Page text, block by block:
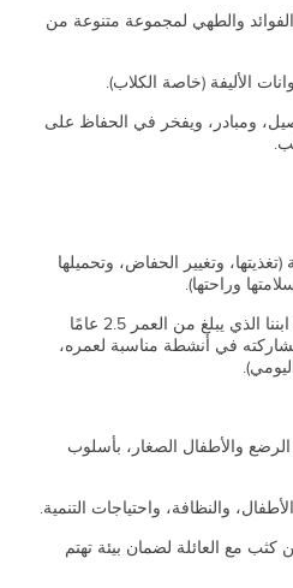
والطهي لمجموعة متنوعة من
الأليفة (خاصة الكلاب).
ومبادر، ويفخر في الحفاظ على
(تغذيتها، وتغيير الحفاض، وتحميلها
وراحتها).
مساعدة في رعاية ابننا الذي يبلغ من العمر 2.5 عامًا
في أنشطة مناسبة لعمره،
والأطفال الصغار، بأسلوب
والنظافة، واحتياجات التنمية.
مع العائلة لضمان بيئة تهتم